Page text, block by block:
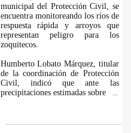
municipal del Protección Civil, se
encuentra monitoreando los ríos de
respuesta rápida y arroyos que
representan peligro para los
zoquitecos.
Humberto Lobato Márquez, titular
de la coordinación de Protección
Civil, indicó que ante las
precipitaciones estimadas sobre